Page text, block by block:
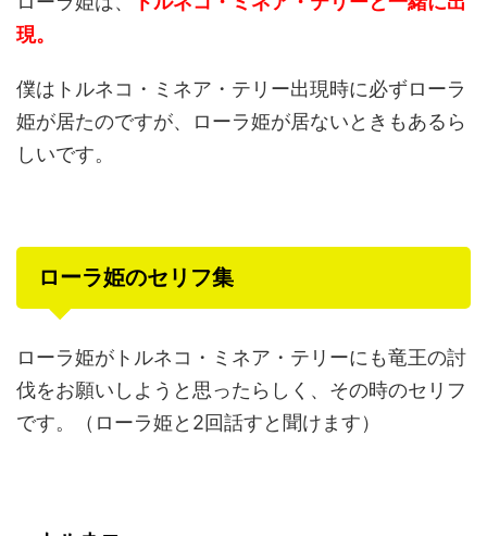
現。
僕はトルネコ・ミネア・テリー出現時に必ずローラ
姫が居たのですが、ローラ姫が居ないときもあるら
しいです。
ローラ姫のセリフ集
ローラ姫がトルネコ・ミネア・テリーにも竜王の討
伐をお願いしようと思ったらしく、その時のセリフ
です。（ローラ姫と2回話すと聞けます）